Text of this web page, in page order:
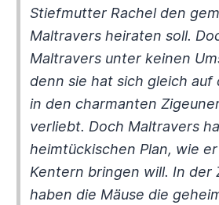
Stiefmutter Rachel den
Maltravers heiraten soll.
Maltravers unter keinen
denn sie hat sich gleich auf
in den charmanten
verliebt. Doch Maltravers
heimtückischen Plan, wie
Kentern bringen will. In der
haben die Mäuse die